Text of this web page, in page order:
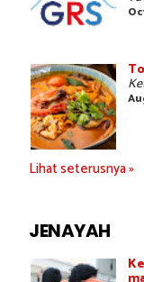
Lihat seterusnya »
JENAYAH